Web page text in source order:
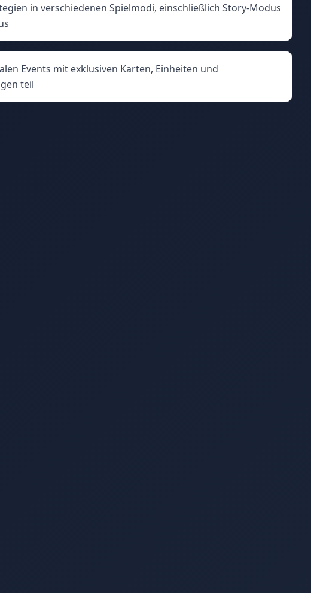
in verschiedenen Spielmodi, einschließlich Story-Modus
Events mit exklusiven Karten, Einheiten und
teil